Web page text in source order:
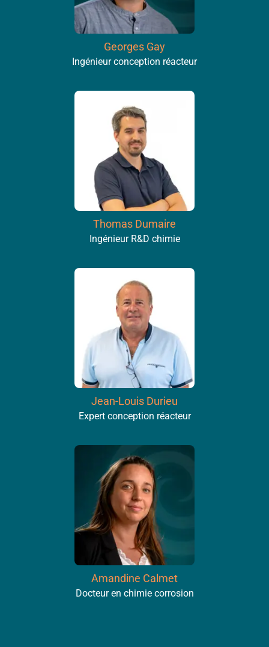
Georges Gay
Ingénieur conception réacteur
Thomas Dumaire
Ingénieur R&D chimie
Jean-Louis Durieu
Expert conception réacteur
Amandine Calmet
Docteur en chimie corrosion